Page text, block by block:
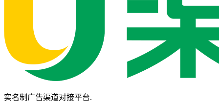
实名制广告渠道对接平台.